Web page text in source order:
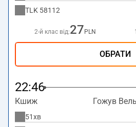
TLK 58112
2-й клас від:27 PLN
ОБРАТИ
22:46
Кшиж Гожув
51хв